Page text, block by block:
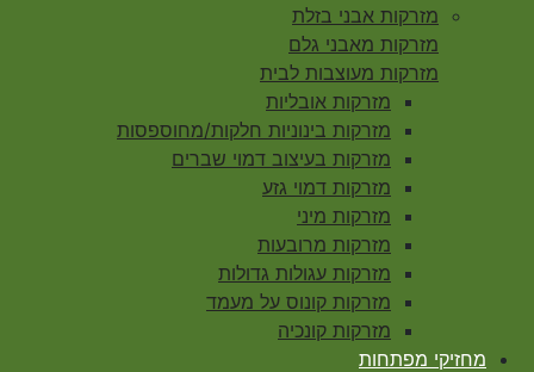
מזרקות אבני בזלת
מזרקות מאבני גלם
מזרקות מעוצבות לבית
מזרקות אובליות
מזרקות בינוניות חלקות/מחוספסות
מזרקות בעיצוב דמוי שברים
מזרקות דמוי גזע
מזרקות מיני
מזרקות מרובעות
מזרקות עגולות גדולות
מזרקות קונוס על מעמד
מזרקות קונכיה
מחזיקי מפתחות